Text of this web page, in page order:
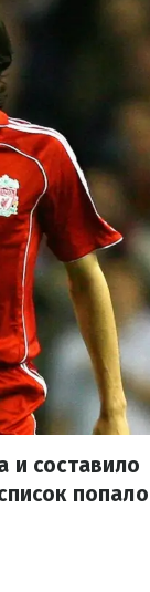
и составило